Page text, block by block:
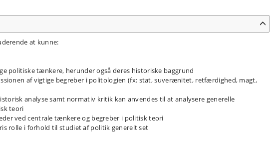
at kunne:
politiske tænkere, herunder også deres historiske baggrund
af vigtige begreber i politologien (fx: stat, suverænitet, retfærdighed, magt,
analyse samt normativ kritik kan anvendes til at analysere generelle
teori
ved centrale tænkere og begreber i politisk teori
rolle i forhold til studiet af politik generelt set